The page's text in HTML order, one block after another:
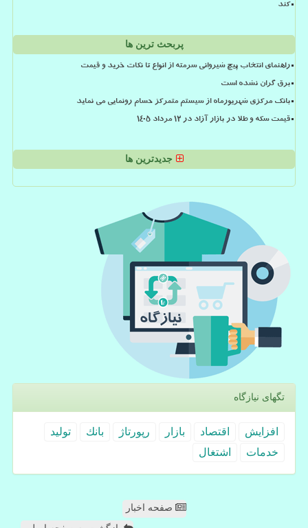
کند
پربحث ترین ها
راهنمای انتخاب پیچ شیروانی سرمته از انواع تا نکات خرید و قیمت
برق گران نشده است
بانک مرکزی شهریورماه از سیستم متمرکز حسام رونمایی می نماید
قیمت سکه و طلا در بازار آزاد در ۱۲ مرداد ۱۴۰۵
جدیدترین ها
تگهای نیازگاه
افزایش اقتصاد بازار رپورتاژ بانك
تولید
خدمات
اشتغال
صفحه اخبار